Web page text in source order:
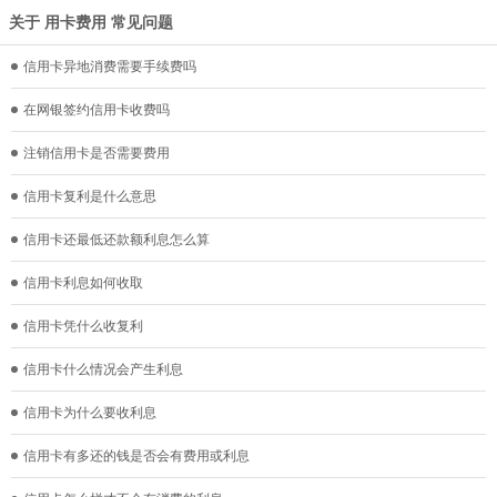
关于 用卡费用 常见问题
信用卡异地消费需要手续费吗
在网银签约信用卡收费吗
注销信用卡是否需要费用
信用卡复利是什么意思
信用卡还最低还款额利息怎么算
信用卡利息如何收取
信用卡凭什么收复利
信用卡什么情况会产生利息
信用卡为什么要收利息
信用卡有多还的钱是否会有费用或利息